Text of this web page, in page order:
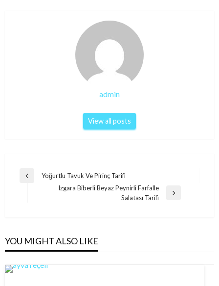
admin
View all posts
Post
navigation
Previous
Yoğurtlu Tavuk Ve Pirinç Tarifi
Izgara Biberli Beyaz Peynirli Farfalle
Salatası Tarifi
YOU MIGHT ALSO LIKE